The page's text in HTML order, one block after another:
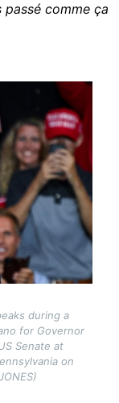
comme ça
during a
for Governor
Senate at
on